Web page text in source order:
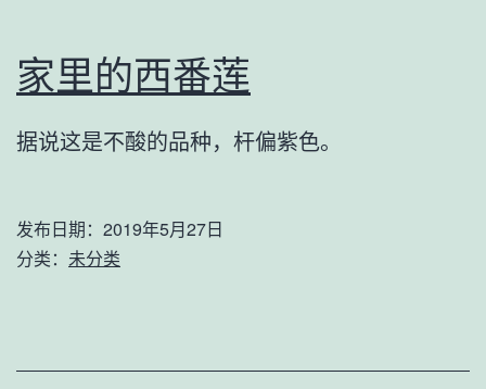
家里的西番莲
据说这是不酸的品种，杆偏紫色。
发布日期： 2019年5月27日
分类： 未分类